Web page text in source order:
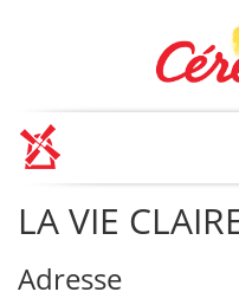
LA VIE
Adresse